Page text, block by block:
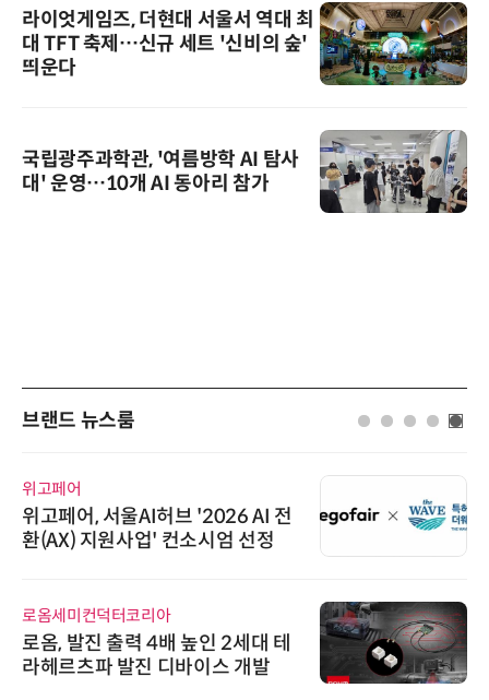
라이엇게임즈, 더현대 서울서 역대 최
대 TFT 축제…신규 세트 '신비의 숲'
띄운다
국립광주과학관, '여름방학 AI 탐사
대' 운영…10개 AI 동아리 참가
브랜드 뉴스룸
위고페어
위고페어, 서울AI허브 '2026 AI 전
환(AX) 지원사업' 컨소시엄 선정
로옴세미컨덕터코리아
로옴, 발진 출력 4배 높인 2세대 테
라헤르츠파 발진 디바이스 개발